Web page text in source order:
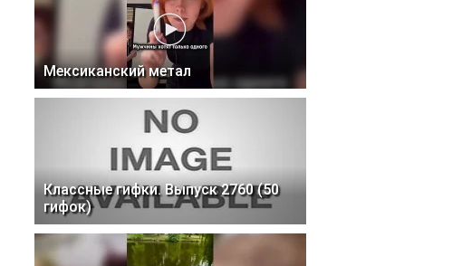
Мексиканский метал
Классные гифки. Выпуск 2760 (50
гифок)